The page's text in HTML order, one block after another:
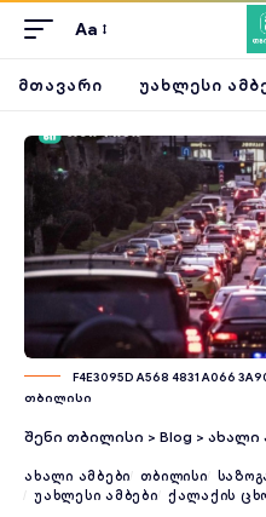
Aa
ᲛᲗᲐᲕᲐᲠᲘ ᲣᲐᲮᲚᲔᲡᲘ
F4E3095D A568 4831 A066
თბილისი
შენი თბილისი > Blog > ახალი
ᲐᲮᲐᲚᲘ ᲐᲛᲑᲔᲑᲘ ᲗᲑᲘᲚᲘᲡᲘ
ᲣᲐᲮᲚᲔᲡᲘ ᲐᲛᲑᲔᲑᲘ
ᲥᲐᲚᲐᲥᲘᲡ